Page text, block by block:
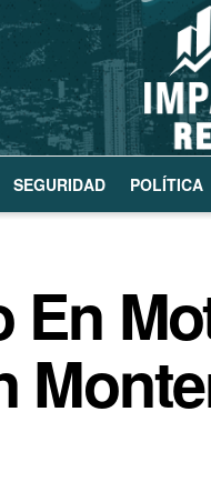
SEGURIDAD POLÍTICA
En